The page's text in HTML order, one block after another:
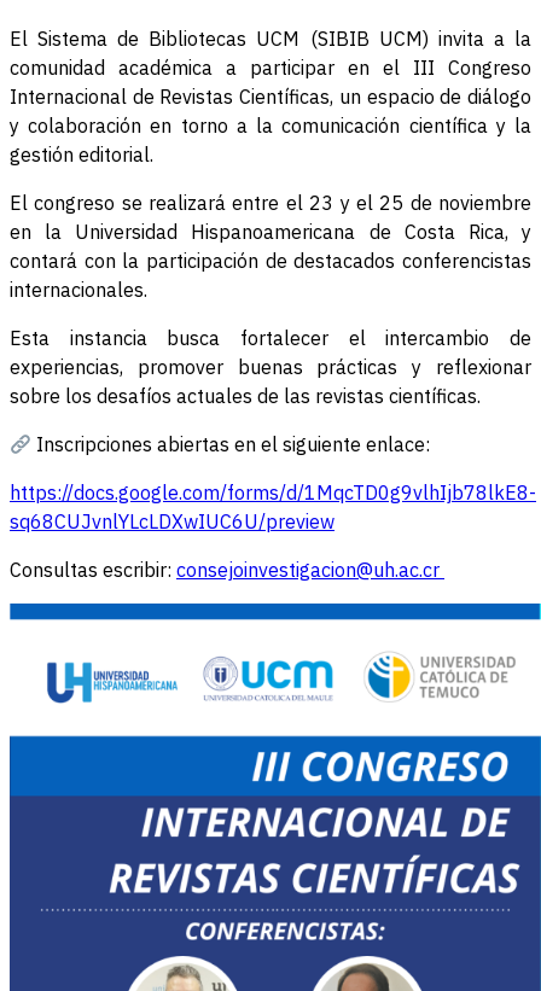
El Sistema de Bibliotecas UCM (SIBIB UCM) invita a la
comunidad académica a participar en el III Congreso
Internacional de Revistas Científicas, un espacio de diálogo
y colaboración en torno a la comunicación científica y la
gestión editorial.
El congreso se realizará entre el 23 y el 25 de noviembre
en la Universidad Hispanoamericana de Costa Rica, y
contará con la participación de destacados conferencistas
internacionales.
Esta instancia busca fortalecer el intercambio de
experiencias, promover buenas prácticas y reflexionar
sobre los desafíos actuales de las revistas científicas.
Inscripciones abiertas en el siguiente enlace:
https://docs.google.com/forms/d/1MqcTD0g9vlhIjb78lkE8-
sq68CUJvnlYLcLDXwIUC6U/preview
Consultas escribir: consejoinvestigacion@uh.ac.cr